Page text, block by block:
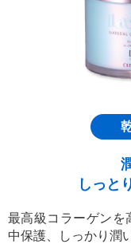
しっと
最高級コラーゲンを
中保護、しっかり潤